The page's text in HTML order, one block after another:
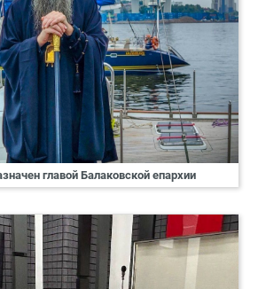
главой Балаковской епархии